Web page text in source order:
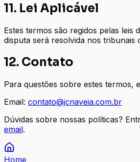
11. Lei Aplicável
Estes termos são regidos pelas leis
disputa será resolvida nos tribunais
12. Contato
Para questões sobre estes termos,
Email: contato@jcnaveia.com.br
Dúvidas sobre nossas políticas?
email.
Home